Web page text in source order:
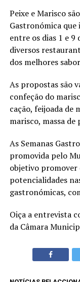
Peixe e Marisco
Gastronómica
entre os dias 1 e 9
diversos
dos melhores
As propostas são
confeção do
cação, feijoada de
marisco, massa
As Semanas
promovida pelo
objetivo promover
potencialidades
gastronómicas,
Oiça a entrevista
da Câmara